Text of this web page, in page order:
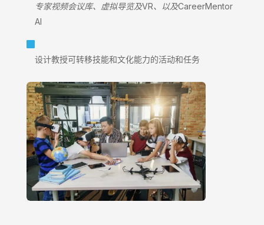
专家视频会议库、虚拟导览及VR、以及CareerMentor
AI
设计教授可转移技能和文化能力的活动和任务